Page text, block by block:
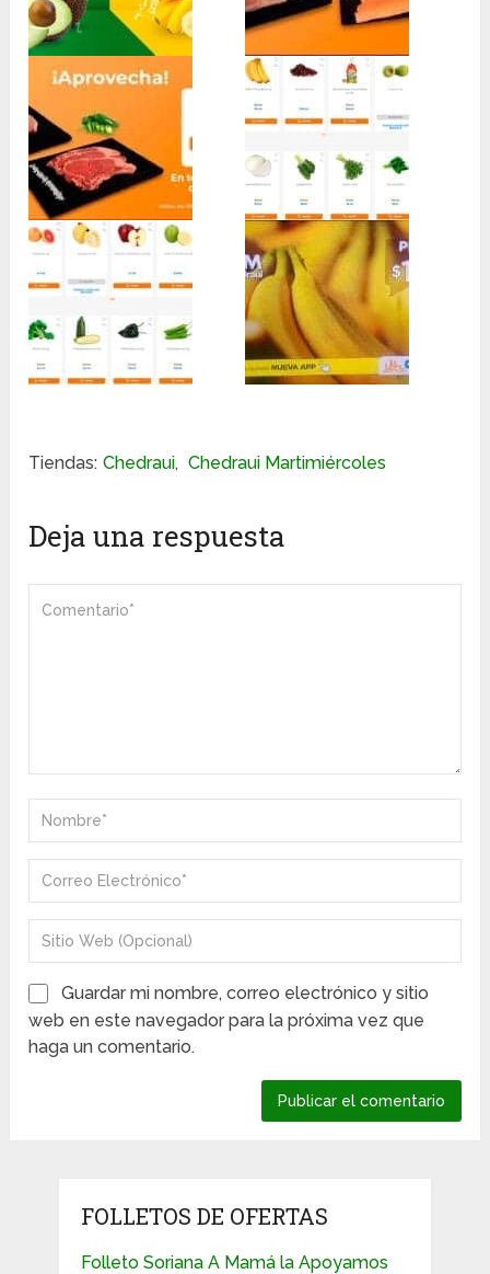
Tiendas: Chedraui, Chedraui Martimiércoles
Deja una respuesta
Guardar mi nombre, correo electrónico y sitio
web en este navegador para la próxima vez que
haga un comentario.
FOLLETOS DE OFERTAS
Folleto Soriana A Mamá la Apoyamos